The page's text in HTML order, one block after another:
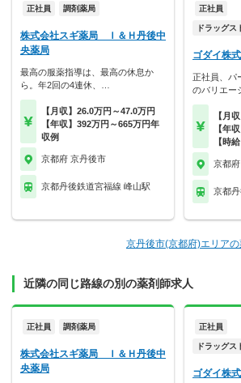
正社員 調剤薬局
株式会社スギ薬局 Ｉ＆Ｈ丹後中
央薬局
最高の服薬指導は、最高の休息か
ら。年2回の4連休、…
【月収】26.0万円～47.0万円
【年収】392万円～665万円年
収例
京都府 京丹後市
京都丹後鉄道宮福線 峰山駅
正社員
ドラッグス
ゴダイ株
正社員、パ
のバリエー
【月
【年
【時
京都
京都
京丹後市(京都府)エリア
近隣の同じ路線の別の薬剤師求人
正社員 調剤薬局
株式会社スギ薬局 Ｉ＆Ｈ丹後中
央薬局
正社員
ドラッグス
ゴダイ株